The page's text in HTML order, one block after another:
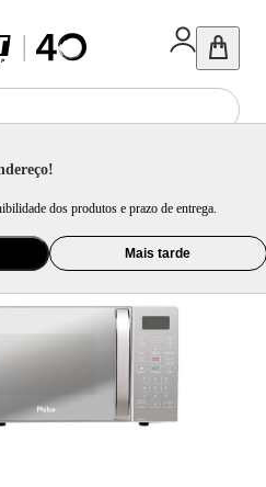
dos produtos e prazo de entrega.
Mais tarde
Philco 20L Espelhado Limpa Fácil 1100W PMO23E